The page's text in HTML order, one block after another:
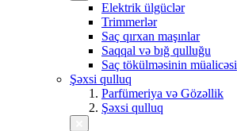
Elektrik ülgüclər
Trimmerlər
Saç qırxan maşınlar
Saqqal və bığ qulluğu
Saç tökülməsinin müalicəsi
Şəxsi qulluq
Parfümeriya və Gözəllik
Şəxsi qulluq